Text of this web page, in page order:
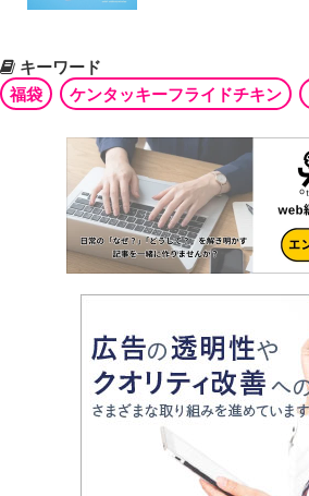
キーワード
福袋
ケンタッキーフライドチキン